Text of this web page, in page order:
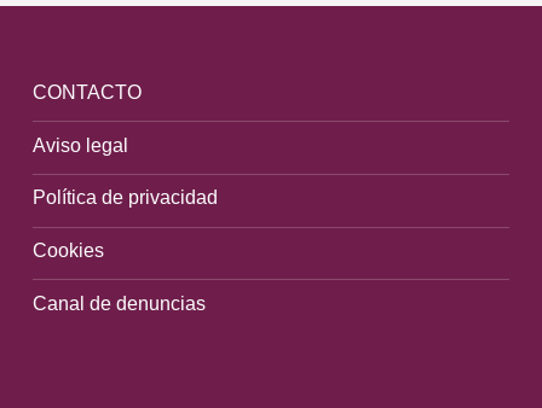
CONTACTO
Aviso legal
Política de privacidad
Cookies
Canal de denuncias